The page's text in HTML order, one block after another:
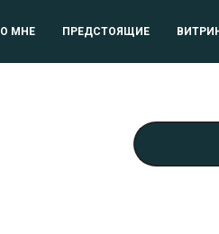
МНЕ ПРЕДСТОЯЩИЕ